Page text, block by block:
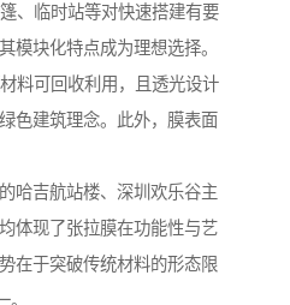
、临时站等对快速搭建有要
模块化特点成为理想选择。
料可回收利用，且透光设计
色建筑理念。此外，膜表面
哈吉航站楼、深圳欢乐谷主
体现了张拉膜在功能性与艺
在于突破传统材料的形态限